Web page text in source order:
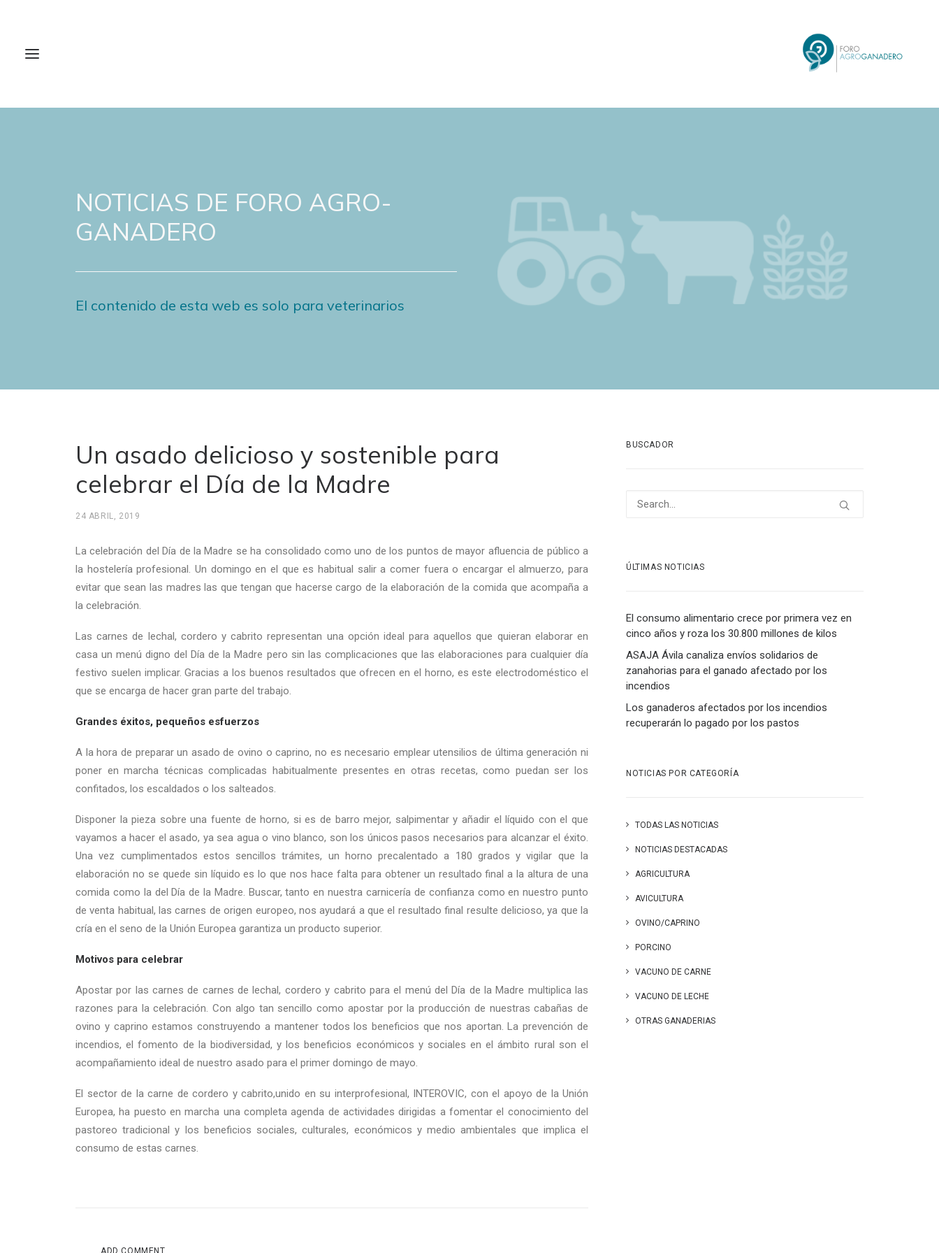
NOTICIAS DE FORO AGRO-
GANADERO
El contenido de esta web es solo para veterinarios
Un asado delicioso y sostenible para
celebrar el Día de la Madre
24 ABRIL, 2019
La celebración del Día de la Madre se ha consolidado como uno de los puntos de mayor afluencia de público a
la hostelería profesional. Un domingo en el que es habitual salir a comer fuera o encargar el almuerzo, para
evitar que sean las madres las que tengan que hacerse cargo de la elaboración de la comida que acompaña a
la celebración.
Las carnes de lechal, cordero y cabrito representan una opción ideal para aquellos que quieran elaborar en
casa un menú digno del Día de la Madre pero sin las complicaciones que las elaboraciones para cualquier día
festivo suelen implicar. Gracias a los buenos resultados que ofrecen en el horno, es este electrodoméstico el
que se encarga de hacer gran parte del trabajo.
Grandes éxitos, pequeños esfuerzos
A la hora de preparar un asado de ovino o caprino, no es necesario emplear utensilios de última generación ni
poner en marcha técnicas complicadas habitualmente presentes en otras recetas, como puedan ser los
confitados, los escaldados o los salteados.
Disponer la pieza sobre una fuente de horno, si es de barro mejor, salpimentar y añadir el líquido con el que
vayamos a hacer el asado, ya sea agua o vino blanco, son los únicos pasos necesarios para alcanzar el éxito.
Una vez cumplimentados estos sencillos trámites, un horno precalentado a 180 grados y vigilar que la
elaboración no se quede sin líquido es lo que nos hace falta para obtener un resultado final a la altura de una
comida como la del Día de la Madre. Buscar, tanto en nuestra carnicería de confianza como en nuestro punto
de venta habitual, las carnes de origen europeo, nos ayudará a que el resultado final resulte delicioso, ya que la
cría en el seno de la Unión Europea garantiza un producto superior.
Motivos para celebrar
Apostar por las carnes de carnes de lechal, cordero y cabrito para el menú del Día de la Madre multiplica las
razones para la celebración. Con algo tan sencillo como apostar por la producción de nuestras cabañas de
ovino y caprino estamos construyendo a mantener todos los beneficios que nos aportan. La prevención de
incendios, el fomento de la biodiversidad, y los beneficios económicos y sociales en el ámbito rural son el
acompañamiento ideal de nuestro asado para el primer domingo de mayo.
El sector de la carne de cordero y cabrito,unido en su interprofesional, INTEROVIC, con el apoyo de la Unión
Europea, ha puesto en marcha una completa agenda de actividades dirigidas a fomentar el conocimiento del
pastoreo tradicional y los beneficios sociales, culturales, económicos y medio ambientales que implica el
consumo de estas carnes.
ADD COMMENT
BUSCADOR
ÚLTIMAS NOTICIAS
El consumo alimentario crece por primera vez en
cinco años y roza los 30.800 millones de kilos
ASAJA Ávila canaliza envíos solidarios de
zanahorias para el ganado afectado por los
incendios
Los ganaderos afectados por los incendios
recuperarán lo pagado por los pastos
NOTICIAS POR CATEGORÍA
TODAS LAS NOTICIAS
NOTICIAS DESTACADAS
AGRICULTURA
AVICULTURA
OVINO/CAPRINO
PORCINO
VACUNO DE CARNE
VACUNO DE LECHE
OTRAS GANADERIAS